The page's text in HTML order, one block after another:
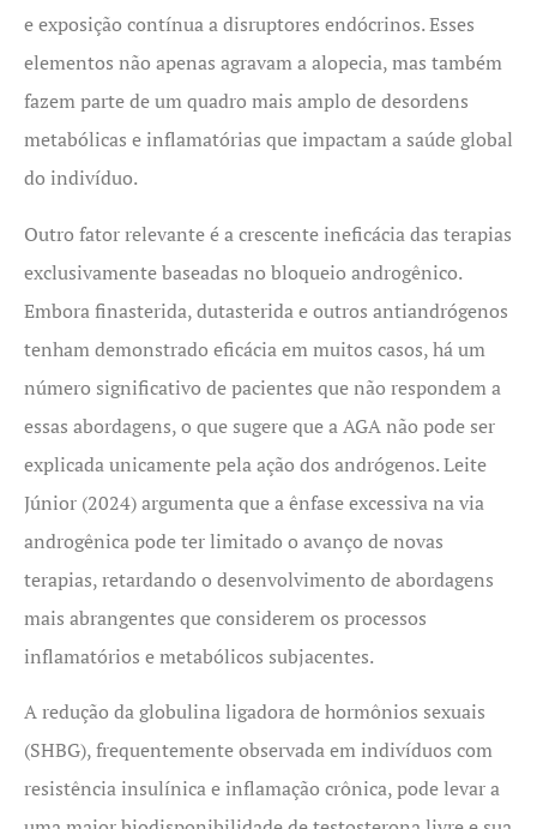
e exposição contínua a disruptores endócrinos. Esses
elementos não apenas agravam a alopecia, mas também
fazem parte de um quadro mais amplo de desordens
metabólicas e inflamatórias que impactam a saúde global
do indivíduo.
Outro fator relevante é a crescente ineficácia das terapias
exclusivamente baseadas no bloqueio androgênico.
Embora finasterida, dutasterida e outros antiandrógenos
tenham demonstrado eficácia em muitos casos, há um
número significativo de pacientes que não respondem a
essas abordagens, o que sugere que a AGA não pode ser
explicada unicamente pela ação dos andrógenos. Leite
Júnior (2024) argumenta que a ênfase excessiva na via
androgênica pode ter limitado o avanço de novas
terapias, retardando o desenvolvimento de abordagens
mais abrangentes que considerem os processos
inflamatórios e metabólicos subjacentes.
A redução da globulina ligadora de hormônios sexuais
(SHBG), frequentemente observada em indivíduos com
resistência insulínica e inflamação crônica, pode levar a